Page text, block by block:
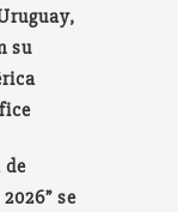
su
de
se